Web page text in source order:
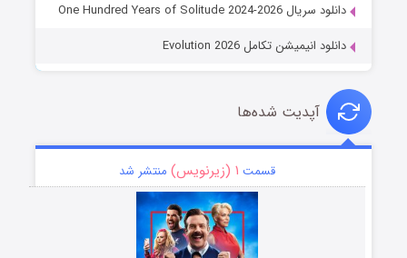
دانلود سریال One Hundred Years of Solitude 2024-2026
دانلود انیمیشن تکامل Evolution 2026
آپدیت شده‌ها
قسمت ۱ (زیرنویس) منتشر شد